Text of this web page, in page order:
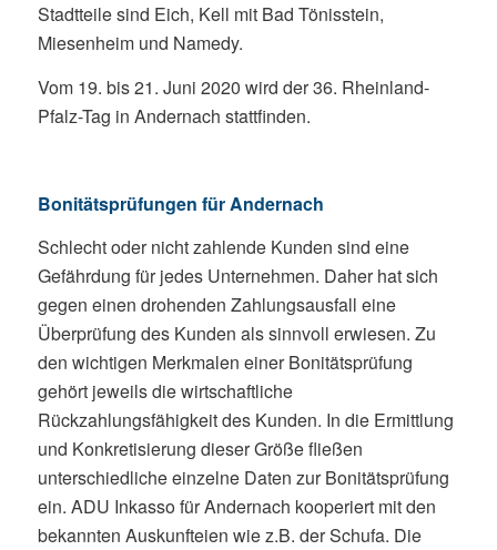
Stadtteile sind Eich, Kell mit Bad Tönisstein,
Miesenheim und Namedy.
Vom 19. bis 21. Juni 2020 wird der 36. Rheinland-
Pfalz-Tag in Andernach stattfinden.
Bonitätsprüfungen für Andernach
Schlecht oder nicht zahlende Kunden sind eine
Gefährdung für jedes Unternehmen. Daher hat sich
gegen einen drohenden Zahlungsausfall eine
Überprüfung des Kunden als sinnvoll erwiesen. Zu
den wichtigen Merkmalen einer Bonitätsprüfung
gehört jeweils die wirtschaftliche
Rückzahlungsfähigkeit des Kunden. In die Ermittlung
und Konkretisierung dieser Größe fließen
unterschiedliche einzelne Daten zur Bonitätsprüfung
ein. ADU Inkasso für Andernach kooperiert mit den
bekannten Auskunfteien wie z.B. der Schufa. Die